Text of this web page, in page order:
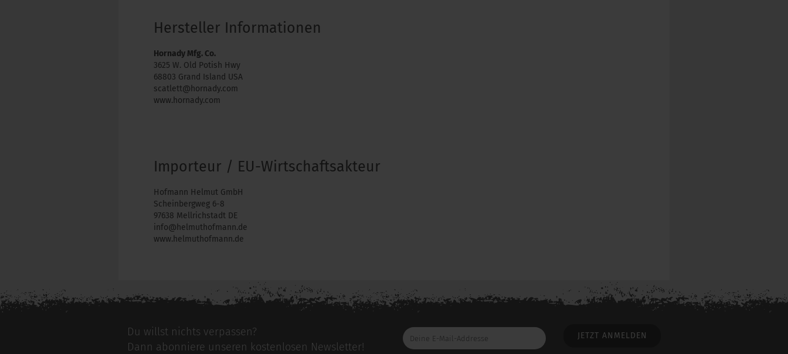
Hersteller Informationen
Hornady Mfg. Co.
3625 W. Old Potish Hwy
68803 Grand Island USA
scatlett@hornady.com
www.hornady.com
Importeur / EU-Wirtschaftsakteur
Hofmann Helmut GmbH
Scheinbergweg 6-8
97638 Mellrichstadt DE
info@helmuthofmann.de
www.helmuthofmann.de
Du willst nichts verpassen?
Dann abonniere unseren kostenlosen Newsletter!
Deine
E-